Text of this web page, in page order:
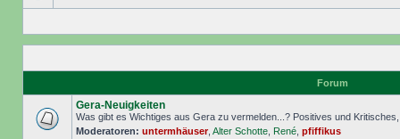
Forum
Gera-Neuigkeiten
Was gibt es Wichtiges aus Gera zu vermelden...? Positives und
Moderatoren: untermhäuser, Alter Schotte René pfiffikus